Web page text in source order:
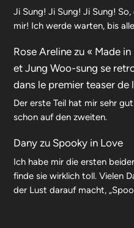
Ji Sung! Ji Sung! Ji Sung!
mir! Ich werde warten, bis
Rose Areline zu « Made in
et Jung Woo-sung se
dans le premier teaser de
Der erste Teil hat mir sehr
schon auf den zweiten.
Dany zu Spooky in Love
Ich habe mir die ersten
finde sie wirklich toll. Vielen
der Lust darauf macht,